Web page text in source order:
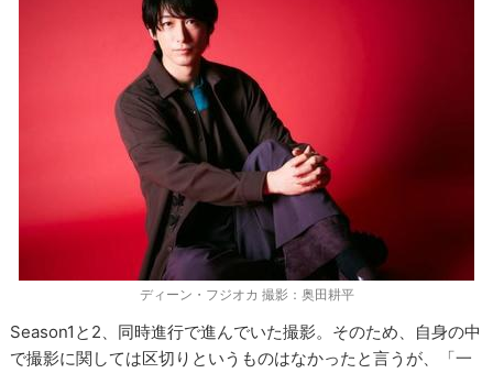
ディーン・フジオカ 撮影：奥田耕平
Season1と2、同時進行で進んでいた撮影。そのため、自身の中
で撮影に関しては区切りというものはなかったと言うが、「一